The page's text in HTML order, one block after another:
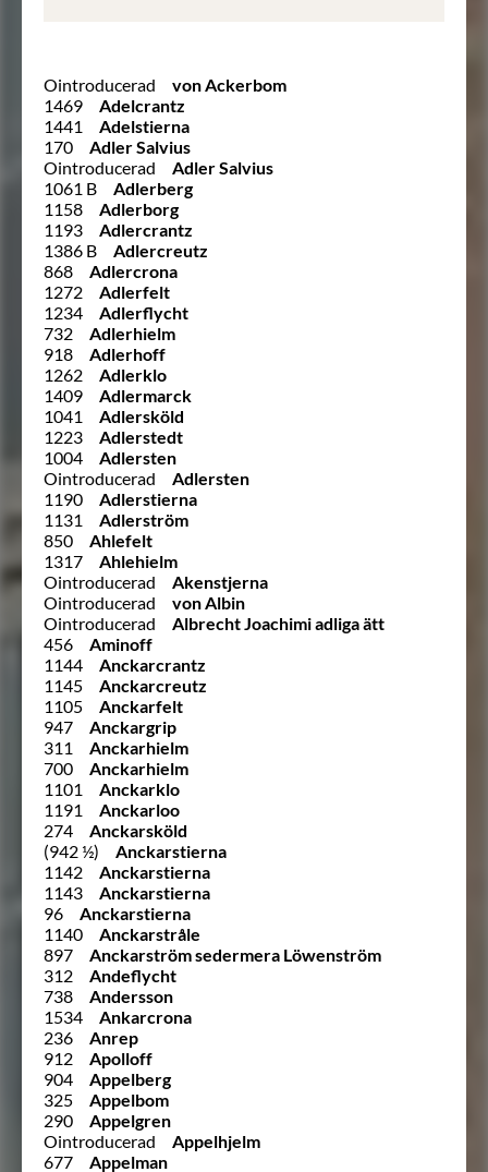
Ointroducerad
von Ackerbom
1469
Adelcrantz
1441
Adelstierna
170
Adler Salvius
Ointroducerad
Adler Salvius
1061 B
Adlerberg
1158
Adlerborg
1193
Adlercrantz
1386 B
Adlercreutz
868
Adlercrona
1272
Adlerfelt
1234
Adlerflycht
732
Adlerhielm
918
Adlerhoff
1262
Adlerklo
1409
Adlermarck
1041
Adlersköld
1223
Adlerstedt
1004
Adlersten
Ointroducerad
Adlersten
1190
Adlerstierna
1131
Adlerström
850
Ahlefelt
1317
Ahlehielm
Ointroducerad
Akenstjerna
Ointroducerad
von Albin
Ointroducerad
Albrecht Joachimi adliga ätt
456
Aminoff
1144
Anckarcrantz
1145
Anckarcreutz
1105
Anckarfelt
947
Anckargrip
311
Anckarhielm
700
Anckarhielm
1101
Anckarklo
1191
Anckarloo
274
Anckarsköld
(942 ½)
Anckarstierna
1142
Anckarstierna
1143
Anckarstierna
96
Anckarstierna
1140
Anckarstråle
897
Anckarström sedermera Löwenström
312
Andeflycht
738
Andersson
1534
Ankarcrona
236
Anrep
912
Apolloff
904
Appelberg
325
Appelbom
290
Appelgren
Ointroducerad
Appelhjelm
677
Appelman